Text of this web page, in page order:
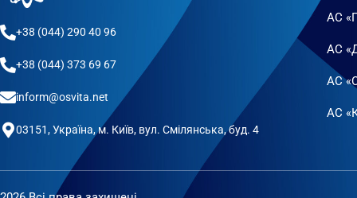
+38 (044) 290 40 96
+38 (044) 373 69 67
inform@osvita.net
03151, Україна, м. Київ, вул. Смілянська, буд. 4
АС
АС
АС
АС